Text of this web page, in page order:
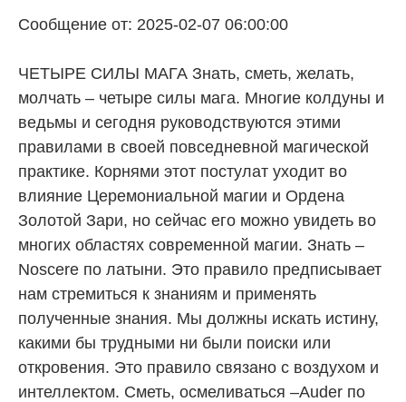
Сообщение от: 2025-02-07 06:00:00
ЧЕТЫРЕ СИЛЫ МАГА Знать, сметь, желать,
молчать – четыре силы мага. Многие колдуны и
ведьмы и сегодня руководствуются этими
правилами в своей повседневной магической
практике. Корнями этот постулат уходит во
влияние Церемониальной магии и Ордена
Золотой Зари, но сейчас его можно увидеть во
многих областях современной магии. Знать –
Noscere по латыни. Это правило предписывает
нам стремиться к знаниям и применять
полученные знания. Мы должны искать истину,
какими бы трудными ни были поиски или
откровения. Это правило связано с воздухом и
интеллектом. Сметь, осмеливаться –Auder по